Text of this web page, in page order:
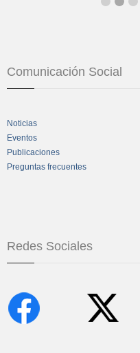
Comunicación Social
Noticias
Eventos
Publicaciones
Preguntas frecuentes
Redes Sociales